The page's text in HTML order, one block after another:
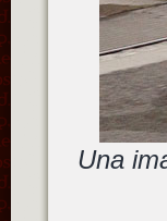
Una